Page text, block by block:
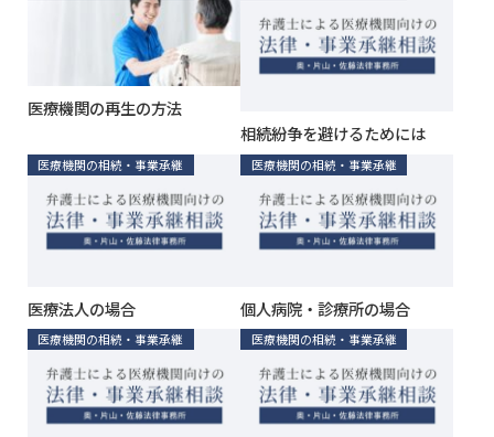
医療機関の再生の方法
相続紛争を避けるためには
医療機関の相続・事業承継
医療法人の場合
医療機関の相続・事業承継
個人病院・診療所の場合
医療機関の相続・事業承継 医療機関の相続・事業承継